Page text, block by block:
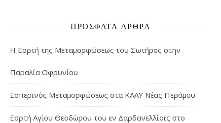
ΠΡΌΣΦΑΤΑ ΆΡΘΡΑ
Η Εορτή της Μεταμορφώσεως του Σωτήρος στην
Παραλία Οφρυνίου
Εσπερινός Μεταμορφώσεως στα ΚΑΑΥ Νέας Περάμου
Εορτή Αγίου Θεοδώρου του εν Δαρδανελλίοις στο